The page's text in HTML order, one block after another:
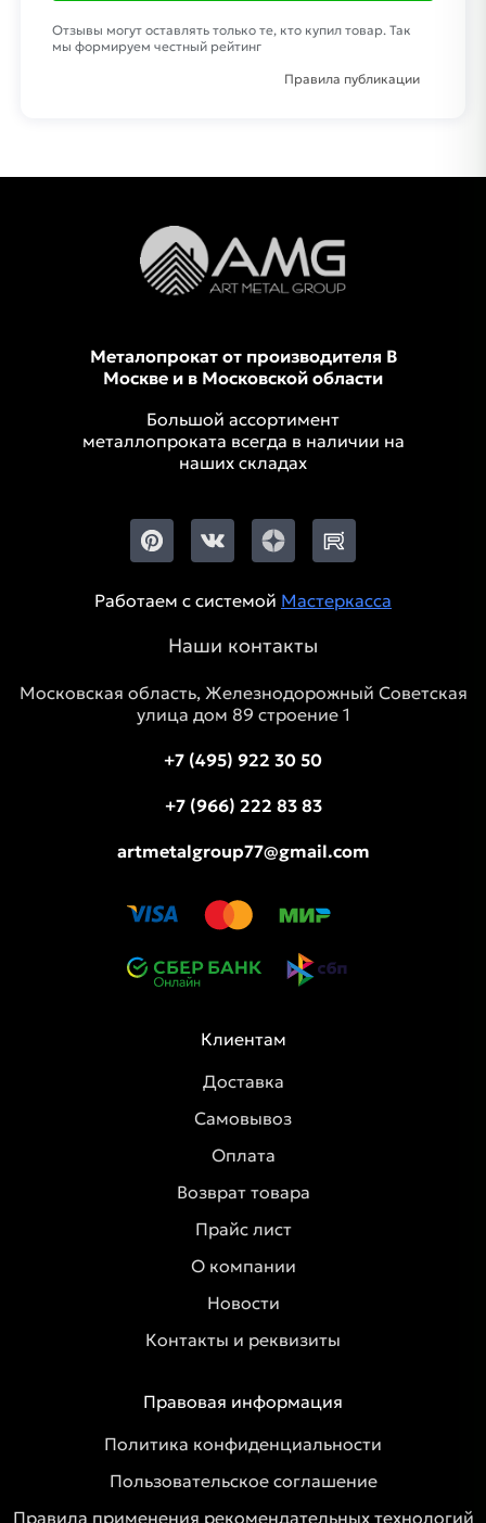
Отзывы могут оставлять только те, кто купил товар. Так
мы формируем честный рейтинг
Правила публикации
Металопрокат от производителя В
Москве и в Московской области
Большой ассортимент
металлопроката всегда в наличии на
наших складах
Работаем с системой Мастеркасса
Наши контакты
Московская область, Железнодорожный Советская
улица дом 89 строение 1
+7 (495) 922 30 50
+7 (966) 222 83 83
artmetalgroup77@gmail.com
Клиентам
Доставка
Самовывоз
Оплата
Возврат товара
Прайс лист
О компании
Новости
Контакты и реквизиты
Правовая информация
Политика конфиденциальности
Пользовательское соглашение
Правила применения рекомендательных технологий